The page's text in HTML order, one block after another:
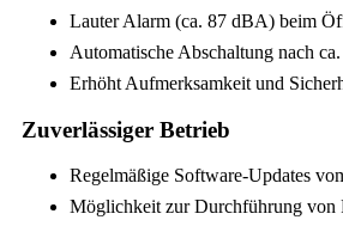
Lauter Alarm (ca. 87 dBA) beim
Automatische Abschaltung nach
Erhöht Aufmerksamkeit und
Zuverlässiger Betrieb
Regelmäßige Software-Updates
Möglichkeit zur Durchführung von